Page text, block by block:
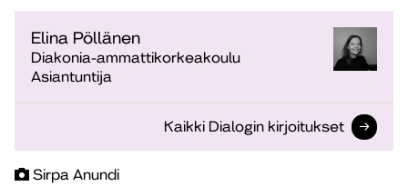
Elina Pöllänen
Diakonia-ammattikorkeakoulu
Asiantuntija
Kaikki Dialogin kirjoitukset
Sirpa Anundi